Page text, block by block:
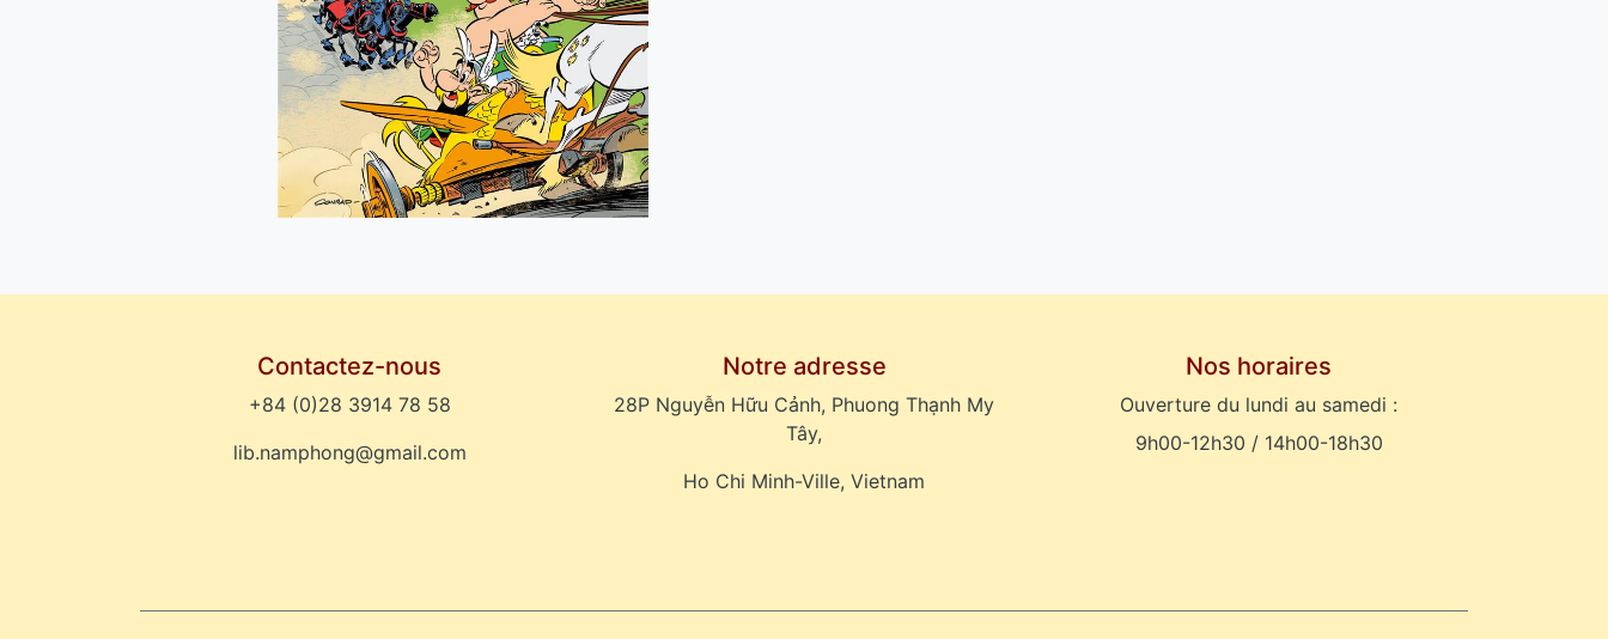
Contactez-nous
+84 (0)28 3914 78 58
lib.namphong@gmail.com
Notre adresse
28P Nguyễn Hữu Cảnh, Phuong Thạnh My
Tây,
Ho Chi Minh-Ville, Vietnam
Nos horaires
Ouverture du lundi au samedi :
9h00-12h30 / 14h00-18h30